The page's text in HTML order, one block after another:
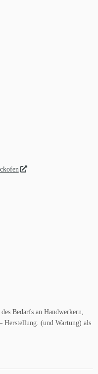
Bedarfs an Handwerkern,
Herstellung. (und Wartung) als